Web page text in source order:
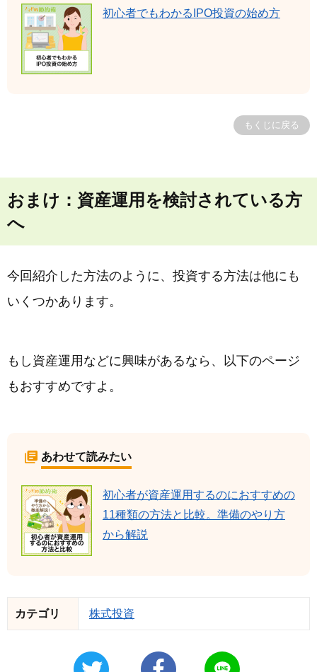
初心者でもわかるIPO投資の始め方
もくじに戻る
おまけ：資産運用を検討されている方
へ
今回紹介した方法のように、投資する方法は他にも
いくつかあります。
もし資産運用などに興味があるなら、以下のページ
もおすすめですよ。
あわせて読みたい
初心者が資産運用するのにおすすめの
11種類の方法と比較。準備のやり方
から解説
カテゴリ 株式投資